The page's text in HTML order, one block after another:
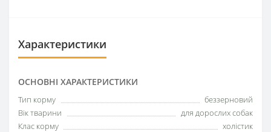
Характеристики
ОСНОВНІ ХАРАКТЕРИСТИКИ
Тип корму
беззерновий
Вік тварини
для дорослих собак
Клас корму
холістик